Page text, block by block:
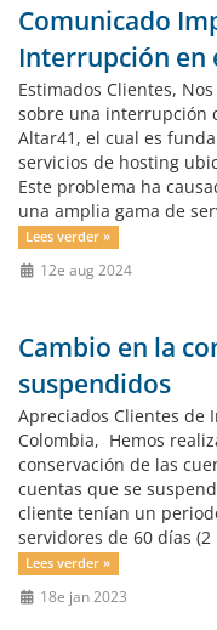
Comunicado
Interrupción en
Estimados Clientes,
sobre una interrupción
Altar41, el cual es
servicios de hosting
Este problema ha
una amplia gama de
Lees verder »
12e aug 2024
Cambio en la
suspendidos
Apreciados Clientes de
Colombia, Hemos
conservación de las
cuentas que se
cliente tenían un
servidores de 60 días
Lees verder »
18e jan 2023